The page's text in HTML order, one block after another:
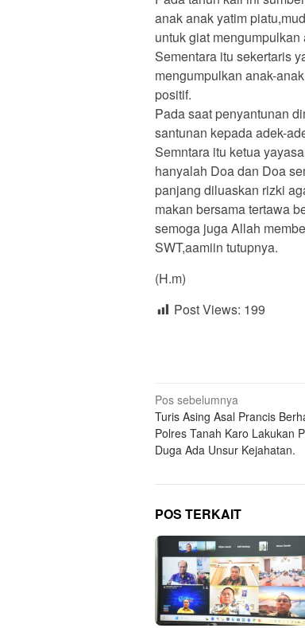
anak anak yatim
untuk giat
Sementara itu sekertaris
mengumpulkan anak-
positif.
Pada saat penyantunan
santunan kepada adek-
Semntara itu ketua
hanyalah Doa dan Doa
panjang diluaskan rizki
makan bersama tertawa
semoga juga Allah
SWT,aamiin tutupnya.
(H.m)
Post Views: 199
Navigasi
pos
Pos sebelumnya
Turis Asing Asal Prancis
Polres Tanah Karo Lakukan
Duga Ada Unsur Kejahatan.
POS TERKAIT